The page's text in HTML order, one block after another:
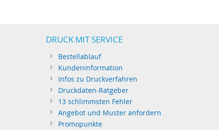
DRUCK MIT SERVICE
Bestellablauf
Kundeninformation
Infos zu Druckverfahren
Druckdaten-Ratgeber
13 schlimmsten Fehler
Angebot und Muster anfordern
Promopunkte